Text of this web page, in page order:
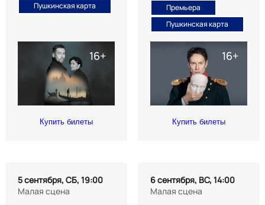
Пушкинская карта
Купить билеты
Премьера
Пушкинская карта
Купить билеты
5 сентября, СБ, 19:00
Малая сцена
6 сентября, ВС, 14:00
Малая сцена